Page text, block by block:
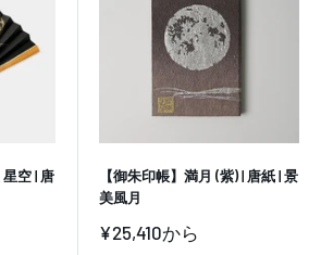
星空 | 唐
【御朱印帳】満月 (紫) | 唐紙 | 景
美風月
販
¥25,410から